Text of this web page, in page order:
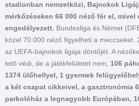
stadionban nemzetközi, Bajnokok
mérkőzéseken 66 000 néző fér el,
engedélyezett. Bundesliga és Német
közel 70 000 néző figyelheti a meccseket.
az UEFA-bajnokok ligája döntőjét. A
tető védi, de a játékfelületet nem, 106
1374 ülőhellyel, 1 gyermek
a két csapat cikkeivel, a gasztronómia
parkolóház a legnagyobb Európában,